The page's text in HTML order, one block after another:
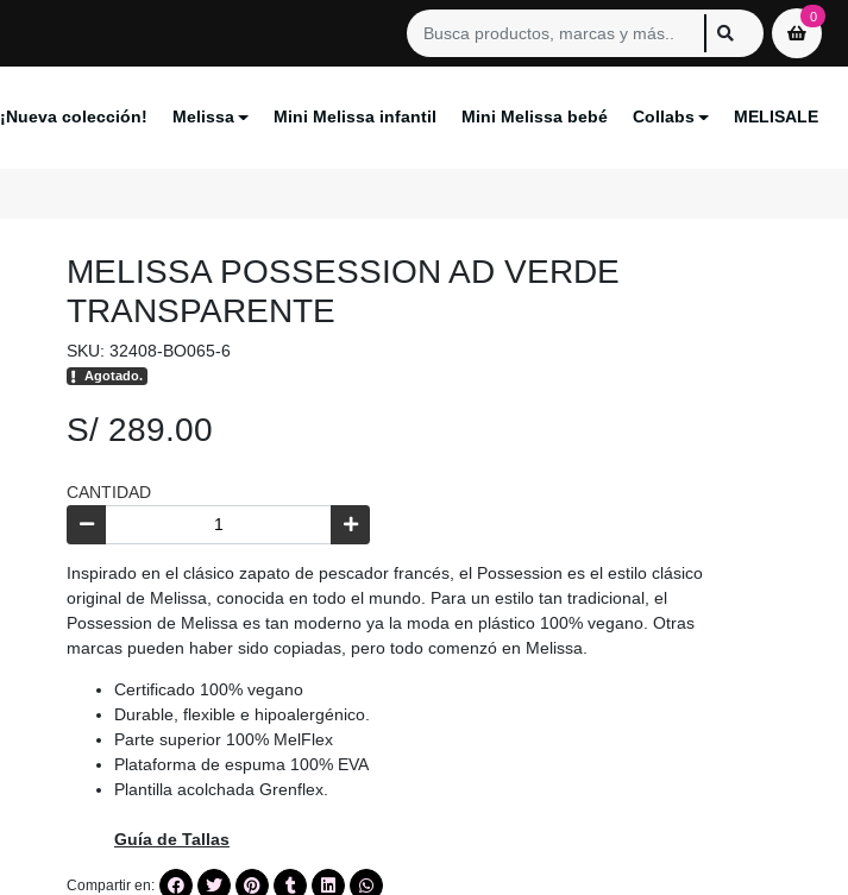
0
¡Nueva colección! Melissa Mini Melissa infantil Mini Melissa bebé Collabs MELISALE
MELISSA POSSESSION AD VERDE
TRANSPARENTE
SKU: 32408-BO065-6
Agotado.
S/ 289.00
CANTIDAD
Inspirado en el clásico zapato de pescador francés, el Possession es el estilo clásico
original de Melissa, conocida en todo el mundo. Para un estilo tan tradicional, el
Possession de Melissa es tan moderno ya la moda en plástico 100% vegano. Otras
marcas pueden haber sido copiadas, pero todo comenzó en Melissa.
Certificado 100% vegano
Durable, flexible e hipoalergénico.
Parte superior 100% MelFlex
Plataforma de espuma 100% EVA
Plantilla acolchada Grenflex.
Guía de Tallas
Compartir en: